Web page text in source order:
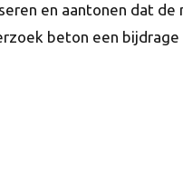
en aantonen dat de
beton een